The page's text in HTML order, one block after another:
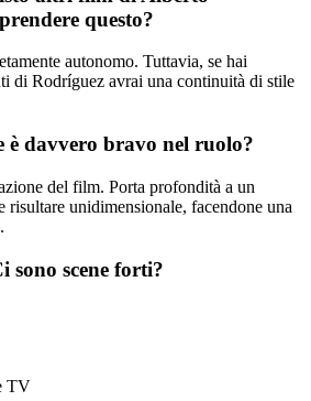
questo?
autonomo. Tuttavia, se hai
di Rodríguez avrai una continuità di stile
è davvero bravo nel ruolo?
del film. Porta profondità a un
risultare unidimensionale, facendone una
sono scene forti?
TV